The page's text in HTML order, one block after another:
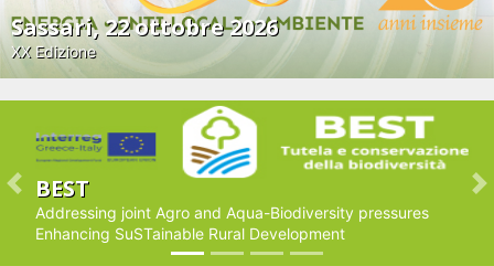
Sassari, 22 ottobre 2026
XX Edizione
BEST
Addressing joint Agro and Aqua-Biodiversity pressures
Enhancing SuSTainable Rural Development
Previous